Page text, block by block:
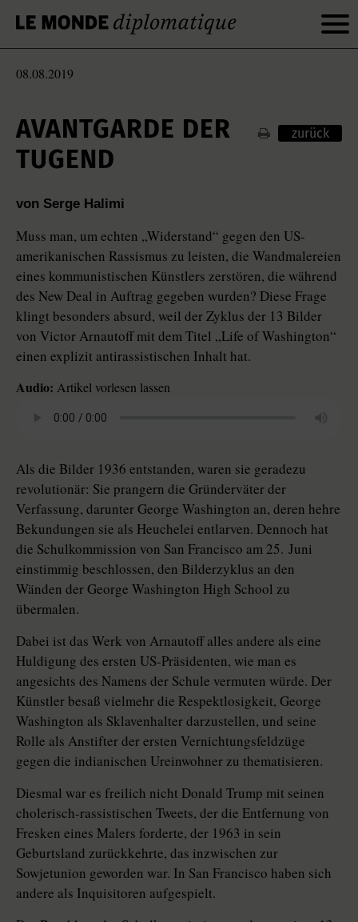
08.08.2019
AVANTGARDE DER
TUGEND
zurück
von Serge Halimi
Muss man, um echten „Widerstand“ gegen den US-
amerikanischen Rassismus zu leisten, die Wandmalereien
eines kommunistischen Künstlers zerstören, die während
des New Deal in Auftrag gegeben wurden? Diese Frage
klingt besonders absurd, weil der Zyklus der 13 Bilder
von Victor Arnautoff mit dem Titel „Life of Washington“
einen explizit anti­rassistischen Inhalt hat.
Audio: Artikel vorlesen lassen
Als die Bilder 1936 entstanden, waren sie geradezu
revolutio­när: Sie prangern die Gründerväter der
Verfassung, darunter ­George Washington an, deren hehre
Bekundungen sie als Heuchelei entlarven. Dennoch hat
die Schulkommission von San Francisco am 25. Juni
einstimmig beschlossen, den Bilderzyklus an den
Wänden der George Washington High School zu
übermalen.
Dabei ist das Werk von Arnautoff alles andere als eine
Huldigung des ersten US-Präsidenten, wie man es
angesichts des Namens der Schule vermuten würde. Der
Künstler besaß vielmehr die Respektlosigkeit, George
Washington als Sklavenhalter darzustellen, und seine
Rolle als Anstifter der ersten Vernichtungsfeldzüge
gegen die ­in­dia­nischen Ureinwohner zu thematisieren.
Diesmal war es freilich nicht Donald Trump mit seinen
cholerisch-rassistischen Tweets, der die Entfernung von
Fresken eines Malers forderte, der 1963 in sein
Geburtsland zurückkehrte, das inzwischen zur
Sowjetunion geworden war. In San Francisco haben sich
andere als Inquisitoren aufgespielt.